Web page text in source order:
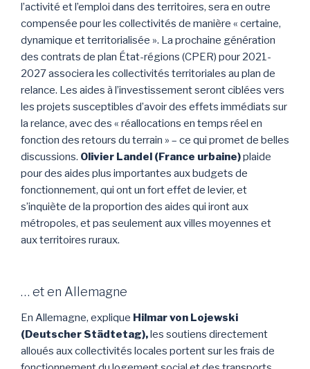
l’activité et l’emploi dans des territoires, sera en outre
compensée pour les collectivités de manière « certaine,
dynamique et territorialisée ». La prochaine génération
des contrats de plan État-régions (CPER) pour 2021-
2027 associera les collectivités territoriales au plan de
relance. Les aides à l’investissement seront ciblées vers
les projets susceptibles d’avoir des effets immédiats sur
la relance, avec des « réallocations en temps réel en
fonction des retours du terrain » – ce qui promet de belles
discussions. Olivier Landel (France urbaine)plaide
pour des aides plus importantes aux budgets de
fonctionnement, qui ont un fort effet de levier, et
s’inquiète de la proportion des aides qui iront aux
métropoles, et pas seulement aux villes moyennes et
aux territoires ruraux.
… et en Allemagne
En Allemagne, explique Hilmar von Lojewski
(Deutscher Städtetag),les soutiens directement
alloués aux collectivités locales portent sur les frais de